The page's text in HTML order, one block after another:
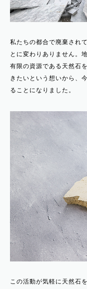
私たちの都合で廃棄され
とに変わりありません。
有限の資源である天然石
きたいという想いから、
ることになりました。
この活動が気軽に天然石